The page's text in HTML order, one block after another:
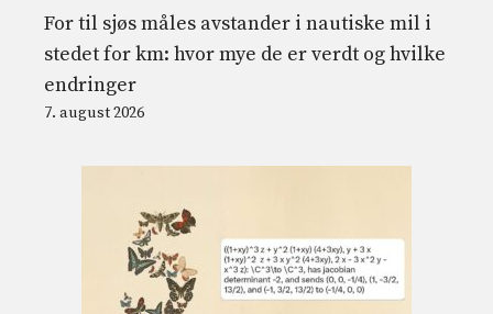
For til sjøs måles avstander i nautiske mil i
stedet for km: hvor mye de er verdt og hvilke
endringer
7. august 2026